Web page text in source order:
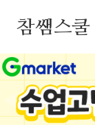
참쌤스쿨
◀